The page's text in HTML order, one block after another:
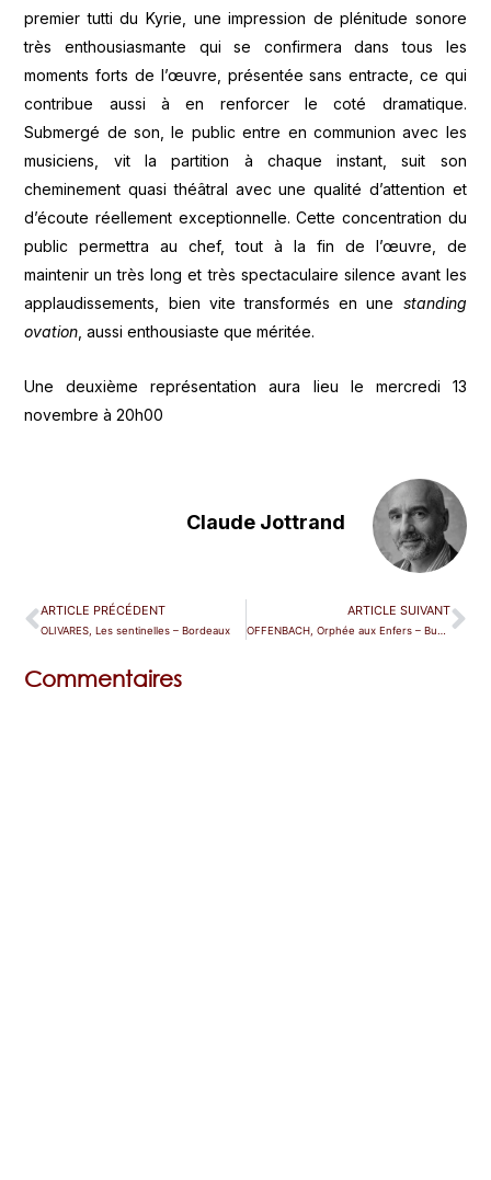
premier tutti du Kyrie, une impression de plénitude sonore
très enthousiasmante qui se confirmera dans tous les
moments forts de l’œuvre, présentée sans entracte, ce qui
contribue aussi à en renforcer le coté dramatique.
Submergé de son, le public entre en communion avec les
musiciens, vit la partition à chaque instant, suit son
cheminement quasi théâtral avec une qualité d’attention et
d’écoute réellement exceptionnelle. Cette concentration du
public permettra au chef, tout à la fin de l’œuvre, de
maintenir un très long et très spectaculaire silence avant les
applaudissements, bien vite transformés en une standing
ovation , aussi enthousiaste que méritée.
Une deuxième représentation aura lieu le mercredi 13
novembre à 20h00
Claude Jottrand
ARTICLE PRÉCÉDENT
OLIVARES, Les sentinelles – Bordeaux
ARTICLE SUIVANT
Commentaires